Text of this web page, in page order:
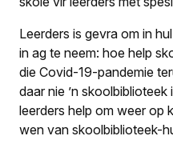
Leerders is gevra om in
in ag te neem: hoe help
die Covid-19-pandemie
daar nie ’n skoolbiblioteek
leerders help om weer op
wen van skoolbiblioteek-